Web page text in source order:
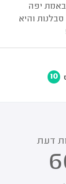
באמת יפה
והיא
10
דעת